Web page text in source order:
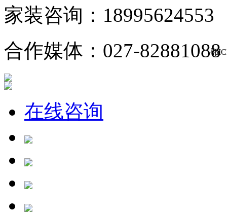
家装咨询：18995624553
合作媒体：027-82881088
鄂
在线咨询